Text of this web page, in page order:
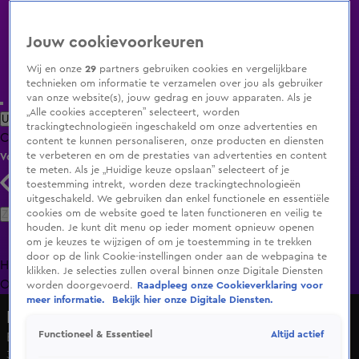
Uitzending Gemist Populaire programma's Zenders Genres
ClipsFilmsRadioSmart TV inlogShop
Volg KIJK
Zoeken
HomeUitzending Gemist Programma's De Bondgenoten
OranjezomerLivestreamsShop
Ballonnetje prikken!
3 sep 2021, 21:50
Jouw cookievoorkeuren
Wij en onze29 partners gebruiken cookies en vergelijkbare
technieken om informatie te verzamelen over jou als gebruiker
van onze website(s), jouw gedrag en jouw apparaten. Als je
„Alle cookies accepteren” selecteert, worden
trackingtechnologieën ingeschakeld om onze advertenties en
content te kunnen personaliseren, onze producten en diensten
te verbeteren en om de prestaties van advertenties en content
te meten. Als je „Huidige keuze opslaan” selecteert of je
toestemming intrekt, worden deze trackingtechnologieën
uitgeschakeld. We gebruiken dan enkel functionele en essentiële
cookies om de website goed te laten functioneren en veilig te
houden. Je kunt dit menu op ieder moment opnieuw openen
om je keuzes te wijzigen of om je toestemming in te trekken
door op de link Cookie-instellingen onder aan de webpagina te
klikken. Je selecties zullen overal binnen onze Digitale Diensten
worden doorgevoerd.
Raadpleeg onze Cookieverklaring voor
meer informatie.
Bekijk hier onze Digitale Diensten.
Functioneel & Essentieel Altijd actief